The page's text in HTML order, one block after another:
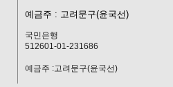
예금주 : 고려문구(윤국선)
국민은행
512601-01-231686
예금주 :고려문구(윤국선)